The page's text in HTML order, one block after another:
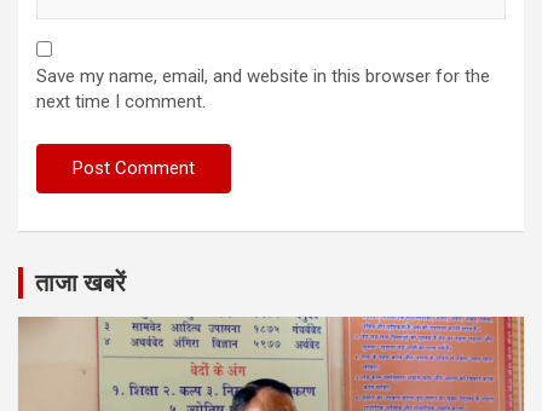
Save my name, email, and website in this browser for the
next time I comment.
ताजा खबरें